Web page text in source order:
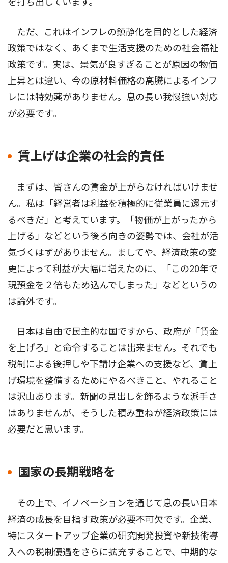
ただ、これはインフレの鎮静化を目的とした経済
政策ではなく、あくまで生活支援のための社会福祉
政策です。実は、景気が良すぎることが原因の物価
上昇とは違い、今の原材料価格の高騰によるインフ
レには特効薬がありません。息の長い我慢強い対応
が必要です。
賃上げは企業の社会的責任
まずは、皆さんの賃金が上がらなければいけませ
ん。私は「経営者は利益を積極的に従業員に還元す
るべきだ」と考えています。「物価が上がったから
上げる」などという後ろ向きの姿勢では、会社が活
気づくはずがありません。ましてや、経済政策の変
更によって利益が大幅に増えたのに、「この20年で
現預金を２倍もため込んでしまった」などというの
は論外です。
日本は自由で民主的な国ですから、政府が「賃金
を上げろ」と命令することは出来ません。それでも
税制による後押しや下請け企業への支援など、賃上
げ環境を整備するためにやるべきこと、やれること
は沢山あります。新聞の見出しを飾るような派手さ
はありませんが、そうした積み重ねが経済政策には
必要だと思います。
国家の長期戦略を
その上で、イノベーションを通じて息の長い日本
経済の成長を目指す政策が必要不可欠です。企業、
特にスタートアップ企業の研究開発投資や新技術導
入への税制優遇をさらに拡充することで、中期的な